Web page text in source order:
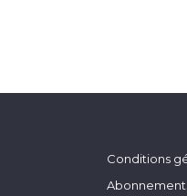
Conditions